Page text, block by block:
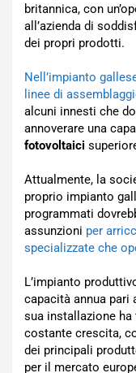
britannica, con
all’azienda di
dei propri prodotti.
Nell’impianto
linee di
alcuni innesti che
annoverare una
fotovoltaici
Attualmente, la
proprio impianto
programmati
assunzioni per
specializzate che
L’impianto
capacità annua pari
sua installazione
costante crescita,
dei principali
per il mercato